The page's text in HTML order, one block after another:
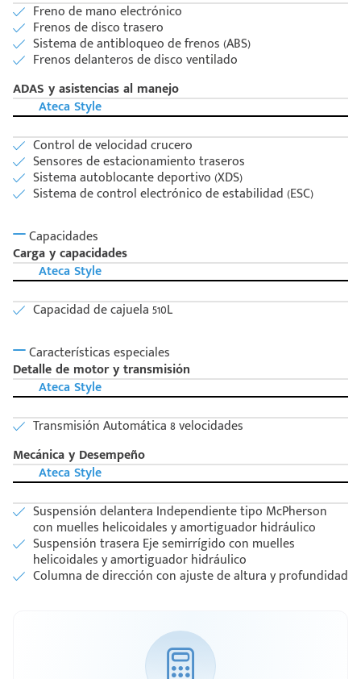
Freno de mano electrónico
Frenos de disco trasero
Sistema de antibloqueo de frenos (ABS)
Frenos delanteros de disco ventilado
ADAS y asistencias al manejo
Ateca Style
Control de velocidad crucero
Sensores de estacionamiento traseros
Sistema autoblocante deportivo (XDS)
Sistema de control electrónico de estabilidad (ESC)
Capacidades
Carga y capacidades
Ateca Style
Capacidad de cajuela 510L
Características especiales
Detalle de motor y transmisión
Ateca Style
Transmisión Automática 8 velocidades
Mecánica y Desempeño
Ateca Style
Suspensión delantera Independiente tipo McPherson
con muelles helicoidales y amortiguador hidráulico
Suspensión trasera Eje semirrígido con muelles
helicoidales y amortiguador hidráulico
Columna de dirección con ajuste de altura y profundidad